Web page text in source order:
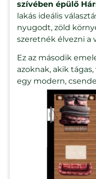
szívében épülő
lakás ideális
nyugodt, zöld
szeretnék élvezni a
Ez az második
azoknak, akik
egy modern,